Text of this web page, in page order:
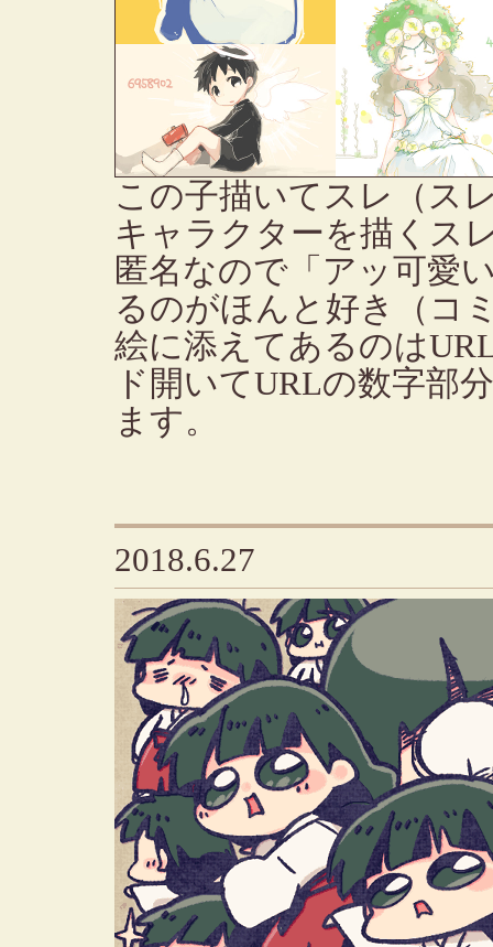
この子描いてスレ（ス
キャラクターを描くス
匿名なので「アッ可愛
るのがほんと好き（コ
絵に添えてあるのは
ド開いてURLの数字部
ます。
2018.6.27